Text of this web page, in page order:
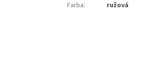
Farba: ružová